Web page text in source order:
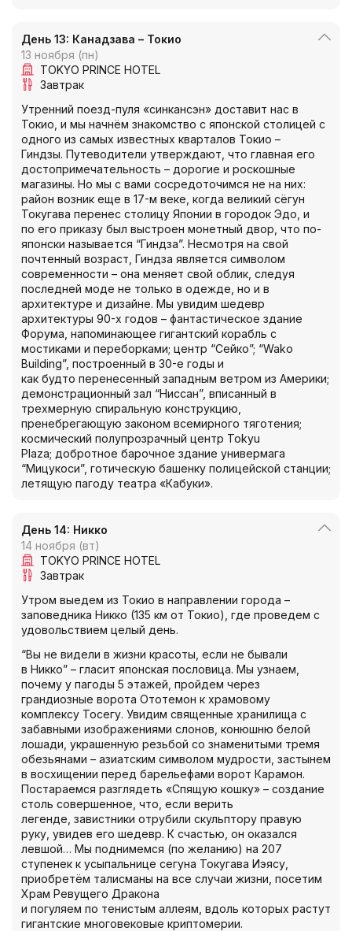
День 13: Канадзава – Токио
13 ноября (пн)
TOKYO PRINCE HOTEL
Завтрак
Утренний поезд-пуля «синкансэн» доставит нас в
Токио, и мы начнём знакомство с японской столицей с
одного из самых известных кварталов Токио –
Гиндзы. Путеводители утверждают, что главная его
достопримечательность – дорогие и роскошные
магазины. Но мы с вами сосредоточимся не на них:
район возник еще в 17-м веке, когда великий сёгун
Токугава перенес столицу Японии в городок Эдо, и
по его приказу был выстроен монетный двор, что по-
японски называется “Гиндза”. Несмотря на свой
почтенный возраст, Гиндза является символом
современности – она меняет свой облик, следуя
последней моде не только в одежде, но и в
архитектуре и дизайне. Мы увидим шедевр
архитектуры 90-х годов – фантастическое здание
Форума, напоминающее гигантский корабль с
мостиками и переборками; центр “Сейко”; “Wako
Building”, построенный в 30-е годы и
как будто перенесенный западным ветром из Америки;
демонстрационный зал “Ниссан”, вписанный в
трехмерную спиральную конструкцию,
пренебрегающую законом всемирного тяготения;
космический полупрозрачный центр Tokyu
Plaza; добротное барочное здание универмага
“Мицукоси”, готическую башенку полицейской станции;
летящую пагоду театра «Кабуки».
День 14: Никко
14 ноября (вт)
TOKYO PRINCE HOTEL
Завтрак
Утром выедем из Токио в направлении города –
заповедника Никко (135 км от Токио), где проведем с
удовольствием целый день.
“Вы не видели в жизни красоты, если не бывали
в Никко” – гласит японская пословица. Мы узнаем,
почему у пагоды 5 этажей, пройдем через
грандиозные ворота Ототемон к храмовому
комплексу Тосегу. Увидим священные хранилища с
забавными изображениями слонов, конюшню белой
лошади, украшенную резьбой со знаменитыми тремя
обезьянами – азиатским символом мудрости, застынем
в восхищении перед барельефами ворот Карамон.
Постараемся разглядеть «Спящую кошку» – создание
столь совершенное, что, если верить
легенде, завистники отрубили скульптору правую
руку, увидев его шедевр. К счастью, он оказался
левшой… Мы поднимемся (по желанию) на 207
ступенек к усыпальнице сегуна Токугава Иэясу,
приобретём талисманы на все случаи жизни, посетим
Храм Ревущего Дракона
и погуляем по тенистым аллеям, вдоль которых растут
гигантские многовековые криптомерии.